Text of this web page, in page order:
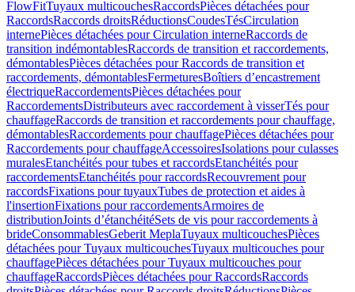
FlowFitTuyaux multicouchesRaccordsPièces détachées pour
RaccordsRaccords droitsRéductionsCoudesTésCirculation
internePièces détachées pour Circulation interneRaccords de
transition indémontablesRaccords de transition et raccordements,
démontablesPièces détachées pour Raccords de transition et
raccordements, démontablesFermeturesBoîtiers d’encastrement
électriqueRaccordementsPièces détachées pour
RaccordementsDistributeurs avec raccordement à visserTés pour
chauffageRaccords de transition et raccordements pour chauffage,
démontablesRaccordements pour chauffagePièces détachées pour
Raccordements pour chauffageAccessoiresIsolations pour culasses
muralesEtanchéités pour tubes et raccordsEtanchéités pour
raccordementsEtanchéités pour raccordsRecouvrement pour
raccordsFixations pour tuyauxTubes de protection et aides à
l'insertionFixations pour raccordementsArmoires de
distributionJoints d’étanchéitéSets de vis pour raccordements à
brideConsommablesGeberit MeplaTuyaux multicouchesPièces
détachées pour Tuyaux multicouchesTuyaux multicouches pour
chauffagePièces détachées pour Tuyaux multicouches pour
chauffageRaccordsPièces détachées pour RaccordsRaccords